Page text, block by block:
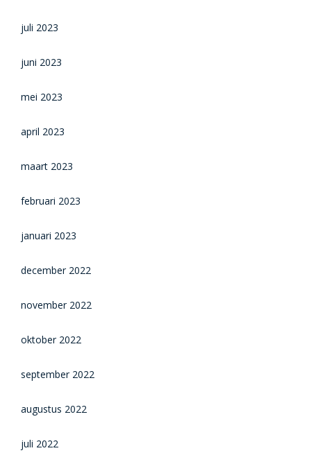
juli 2023
juni 2023
mei 2023
april 2023
maart 2023
februari 2023
januari 2023
december 2022
november 2022
oktober 2022
september 2022
augustus 2022
juli 2022